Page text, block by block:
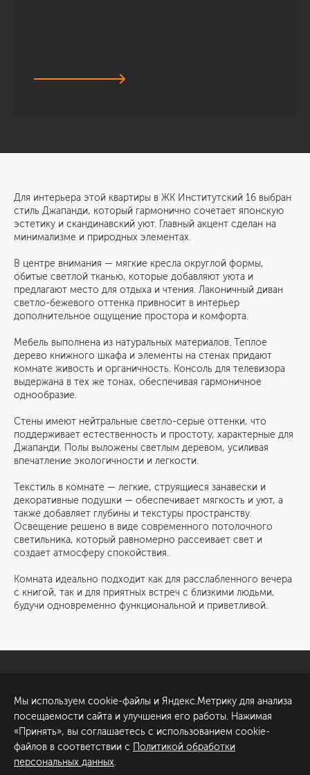
Для интерьера этой квартиры в ЖК Институтский 16 выбран
стиль Джапанди, который гармонично сочетает японскую
эстетику и скандинавский уют. Главный акцент сделан на
минимализме и природных элементах.
В центре внимания — мягкие кресла округлой формы,
обитые светлой тканью, которые добавляют уюта и
предлагают место для отдыха и чтения. Лаконичный диван
светло-бежевого оттенка привносит в интерьер
дополнительное ощущение простора и комфорта.
Мебель выполнена из натуральных материалов. Теплое
дерево книжного шкафа и элементы на стенах придают
комнате живость и органичность. Консоль для телевизора
выдержана в тех же тонах, обеспечивая гармоничное
однообразие.
Стены имеют нейтральные светло-серые оттенки, что
поддерживает естественность и простоту, характерные для
Джапанди. Полы выложены светлым деревом, усиливая
впечатление экологичности и легкости.
Текстиль в комнате — легкие, струящиеся занавески и
декоративные подушки — обеспечивает мягкость и уют, а
также добавляет глубины и текстуры пространству.
Освещение решено в виде современного потолочного
светильника, который равномерно рассеивает свет и
создает атмосферу спокойствия.
Комната идеально подходит как для расслабленного вечера
с книгой, так и для приятных встреч с близкими людьми,
будучи одновременно функциональной и приветливой.
Обсудить проект
ул. Академика Павлова, 6
к1
+7 (812) 200-95-55
Мы используем cookie-файлы и Яндекс.Метрику для анализа
посещаемости сайта и улучшения его работы. Нажимая
«Принять», вы соглашаетесь с использованием cookie-
файлов в соответствии с Политикой обработки
персональных данных.